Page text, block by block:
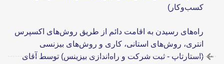
کسب‌و‌کار)
راه‌های رسیدن به اقامت دائم از طریق روش‌های اکسپرس
انتری، روش‌های استانی، کاری و روش‌های بیزنسی
(استارتاپ - ثبت شرکت و راه‌اندازی بیزینس) توسط آقای